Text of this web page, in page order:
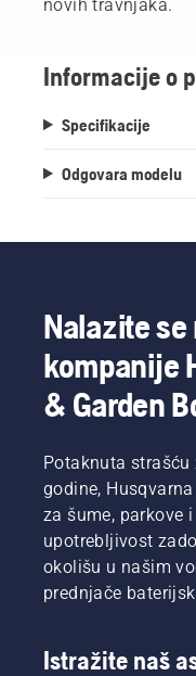
novih travnjaka.
Informacije o
Specifikacije
Odgovara modelu
Nalazite
kompanije
& Garden
Potaknuta
godine,
za šume, parkove
upotrebljivost
okolišu u našim
prednjače
Istražite naš